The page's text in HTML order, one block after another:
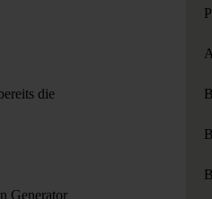
die
Generator